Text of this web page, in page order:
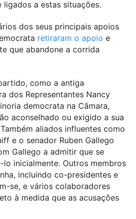
a estas situações.
dos seus principais apoios
retiraram o apoio e
que abandone a corrida
como a antiga
dos Representantes Nancy
democrata na Câmara,
aconselhado ou exigido a sua
aliados influentes como
e o senador Ruben Gallego
Gallego a admitir que se
lo inicialmente. Outros membros
incluindo co-presidentes e
se, e vários colaboradores
à medida que as acusações